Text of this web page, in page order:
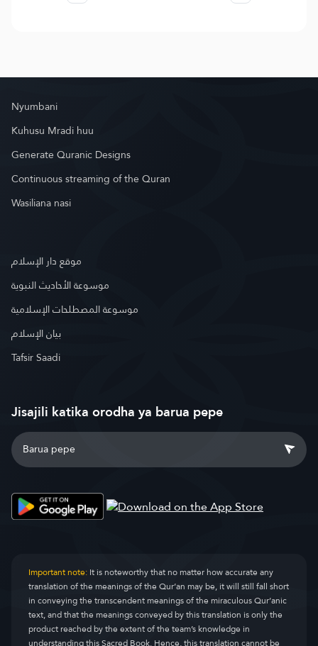
Nyumbani
Kuhusu Mradi huu
Generate Quranic Designs
Continuous streaming of the Quran
Wasiliana nasi
موقع دار الإسلام
موسوعة الأحاديث النبوية
موسوعة المصطلحات الإسلامية
بيان الإسلام
Tafsir Saadi
Jisajili katika orodha ya barua pepe
Important note:It is noteworthy that no matter how accurate any
translation of the meanings of the Qur’an may be, it will still fall short
in conveying the transcendent meanings of the miraculous Qur’anic
text, and that the meanings conveyed by this translation is only the
product reached by the extent of the team’s knowledge in